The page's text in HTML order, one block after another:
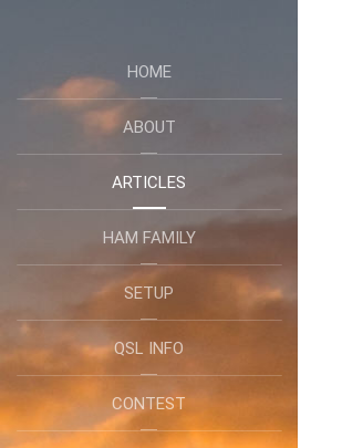
HOME
ABOUT
ARTICLES
HAM FAMILY
SETUP
QSL INFO
CONTEST